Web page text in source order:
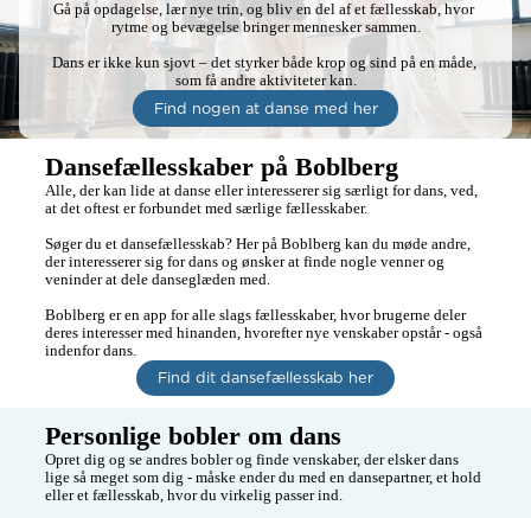
Gå på opdagelse, lær nye trin, og bliv en del af et fællesskab, hvor
rytme og bevægelse bringer mennesker sammen.
Dans er ikke kun sjovt – det styrker både krop og sind på en måde,
som få andre aktiviteter kan.
Find nogen at danse med her
Dansefællesskaber på Boblberg
Alle, der kan lide at danse eller interesserer sig særligt for dans, ved,
at det oftest er forbundet med særlige fællesskaber.
Søger du et dansefællesskab? Her på Boblberg kan du møde andre,
der interesserer sig for dans og ønsker at finde nogle venner og
veninder at dele danseglæden med.
Boblberg er en app for alle slags fællesskaber, hvor brugerne deler
deres interesser med hinanden, hvorefter nye venskaber opstår - også
indenfor dans.
Find dit dansefællesskab her
Personlige bobler om dans
Opret dig og se andres bobler og finde venskaber, der elsker dans
lige så meget som dig - måske ender du med en dansepartner, et hold
eller et fællesskab, hvor du virkelig passer ind.